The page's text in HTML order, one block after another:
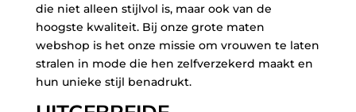
die niet alleen stijlvol is, maar ook van de
hoogste kwaliteit. Bij onze grote maten
webshop is het onze missie om vrouwen te laten
stralen in mode die hen zelfverzekerd maakt en
hun unieke stijl benadrukt.